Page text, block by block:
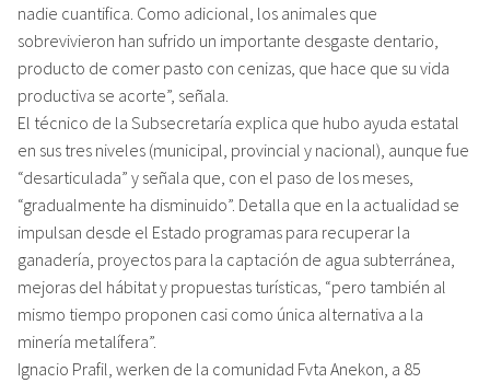
nadie cuantifica. Como adicional, los animales que
sobrevivieron han sufrido un importante desgaste dentario,
producto de comer pasto con cenizas, que hace que su vida
productiva se acorte”, señala.
El técnico de la Subsecretaría explica que hubo ayuda estatal
en sus tres niveles (municipal, provincial y nacional), aunque fue
“desarticulada” y señala que, con el paso de los meses,
“gradualmente ha disminuido”. Detalla que en la actualidad se
impulsan desde el Estado programas para recuperar la
ganadería, proyectos para la captación de agua subterránea,
mejoras del hábitat y propuestas turísticas, “pero también al
mismo tiempo proponen casi como única alternativa a la
minería metalífera”.
Ignacio Prafil, werken de la comunidad Fvta Anekon, a 85